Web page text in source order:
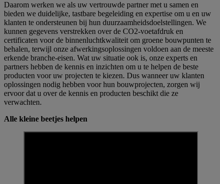
Daarom werken we als uw vertrouwde partner met u samen en
bieden we duidelijke, tastbare begeleiding en expertise om u en uw
klanten te ondersteunen bij hun duurzaamheidsdoelstellingen. We
kunnen gegevens verstrekken over de CO2-voetafdruk en
certificaten voor de binnenluchtkwaliteit om groene bouwpunten te
behalen, terwijl onze afwerkingsoplossingen voldoen aan de meeste
erkende branche-eisen. Wat uw situatie ook is, onze experts en
partners hebben de kennis en inzichten om u te helpen de beste
producten voor uw projecten te kiezen. Dus wanneer uw klanten
oplossingen nodig hebben voor hun bouwprojecten, zorgen wij
ervoor dat u over de kennis en producten beschikt die ze
verwachten.
Alle kleine beetjes helpen